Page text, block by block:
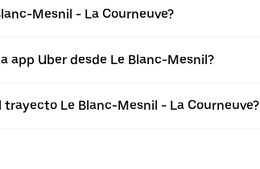
Mesnil - La Courneuve?
app Uber desde Le Blanc-Mesnil?
Le Blanc-Mesnil - La Courneuve?